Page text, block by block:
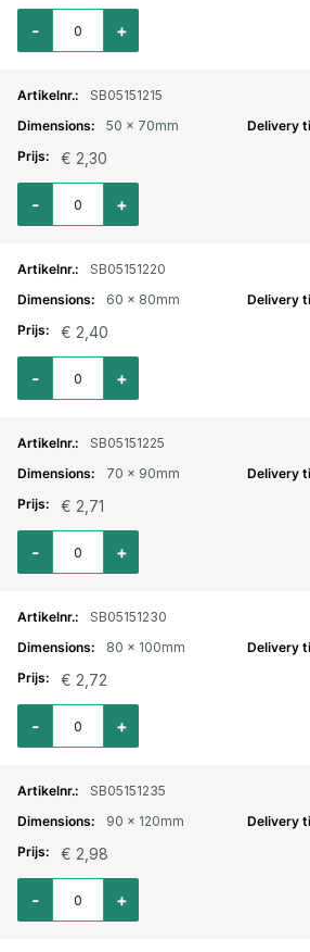
Aantal voor Wormschroefslangklem Hi-Grip
+
-
SB05151215
50 x 70mm
€ 2,30
Aantal voor Wormschroefslangklem Hi-Grip
+
-
SB05151220
60 x 80mm
€ 2,40
Aantal voor Wormschroefslangklem Hi-Grip
+
-
SB05151225
70 x 90mm
€ 2,71
Aantal voor Wormschroefslangklem Hi-Grip
+
-
SB05151230
80 x 100mm
€ 2,72
Aantal voor Wormschroefslangklem Hi-Grip
+
-
SB05151235
90 x 120mm
€ 2,98
Aantal voor Wormschroefslangklem Hi-Grip
+
-